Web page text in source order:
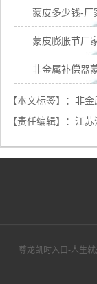
蒙皮多少钱-厂
蒙皮膨胀节厂
非金属补偿器
耐高温蒙皮厂
非金属补偿器
江苏蒙皮哪家
锅炉非金属
【本文标签】： 非金
【责任编辑】： 江苏
尊龙凯时入口-人生就